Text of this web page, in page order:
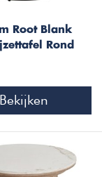
Root Blank
Rond
Bekijken